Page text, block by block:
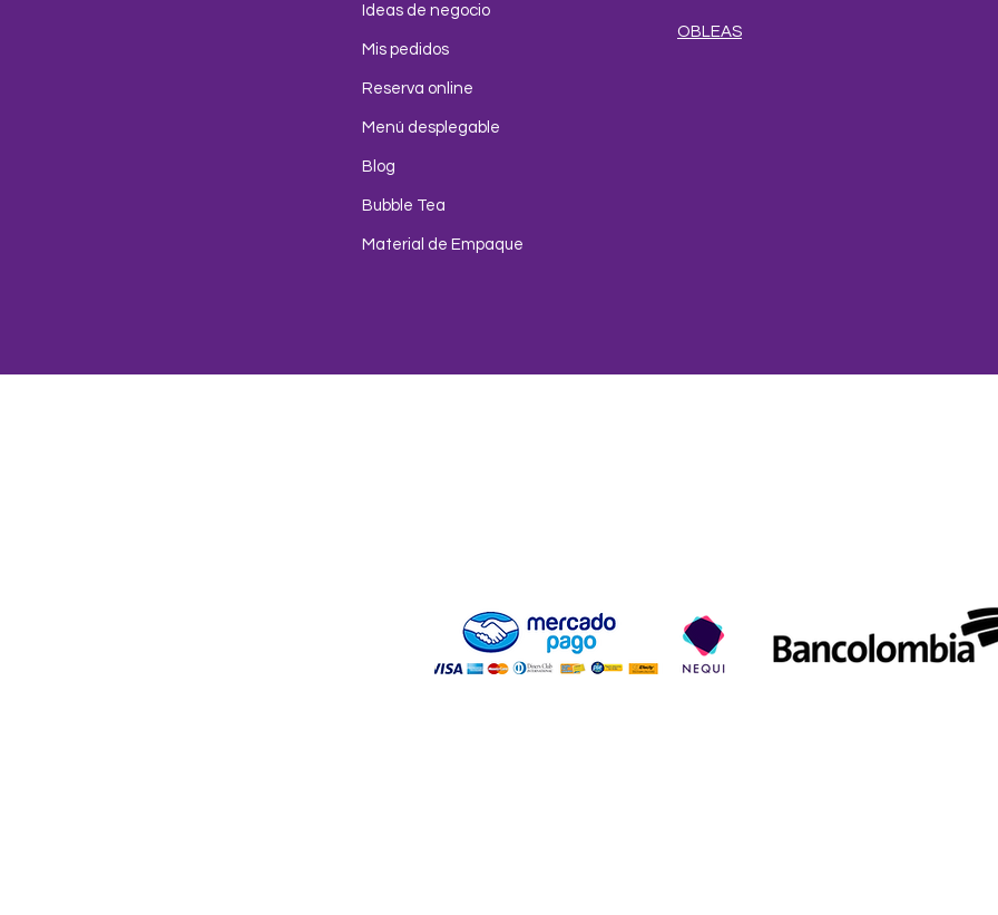
Ideas de negocio
Mis pedidos
Reserva online
Menú desplegable
Blog
Bubble Tea
Material de Empaque
OBLEAS